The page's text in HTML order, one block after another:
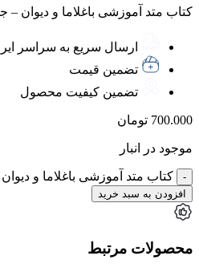
کتاب متد آموزشی باغلاما و دیوان –
ارسال سریع به سراسر
تضمین قیمت
تضمین کیفیت محصول
700.000 تومان
موجود در انبار
کتاب متد آموزشی باغلاما و
افزودن به سبد خرید
محصولات مرتبط